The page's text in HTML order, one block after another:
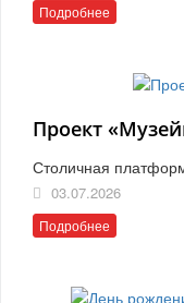
Подробнее
Проект
Столичная
03.07.2026
Подробнее